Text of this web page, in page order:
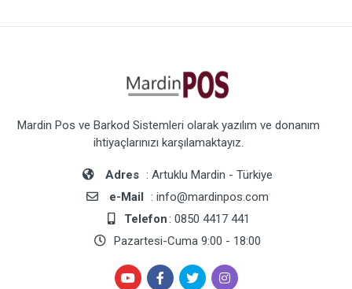
Mardin Pos ve Barkod Sistemleri olarak yazılım ve donanım
ihtiyaçlarınızı karşılamaktayız.
Adres : Artuklu Mardin - Türkiye
e-Mail : info@mardinpos.com
Telefon: 0850 4417 441
Pazartesi-Cuma 9:00 - 18:00